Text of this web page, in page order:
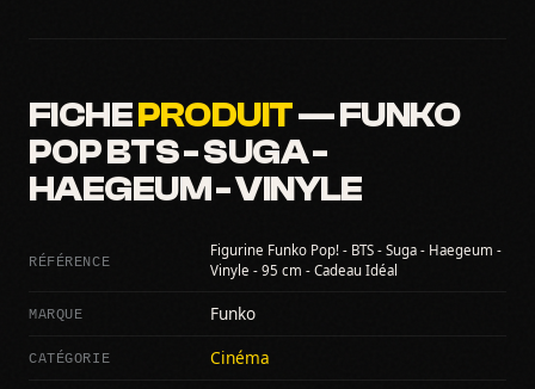
FICHEPRODUIT— FUNKO
POP BTS - SUGA -
HAEGEUM - VINYLE
RÉFÉRENCE
Figurine Funko Pop! - BTS - Suga - Haegeum -
Vinyle - 95 cm - Cadeau Idéal
MARQUE Funko
CATÉGORIE Cinéma